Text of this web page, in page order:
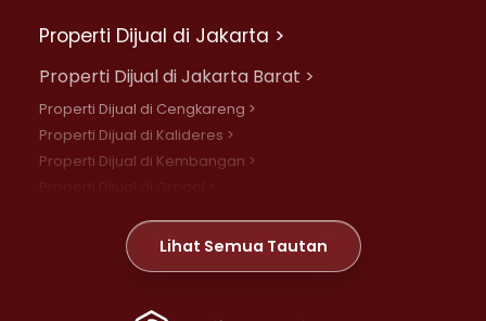
Properti Dijual di Jakarta >
Properti Dijual di Jakarta Barat >
Properti Dijual di Cengkareng >
Properti Dijual di Kalideres >
Properti Dijual di Kembangan >
Properti Dijual di Meruya >
Properti Dijual di Jelambar >
Lihat Semua Tautan